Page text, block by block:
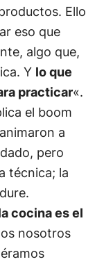
Ello
eso que
algo que,
Y lo que
practicar«.
el boom
a
pero
técnica; la
cocina es el
nosotros